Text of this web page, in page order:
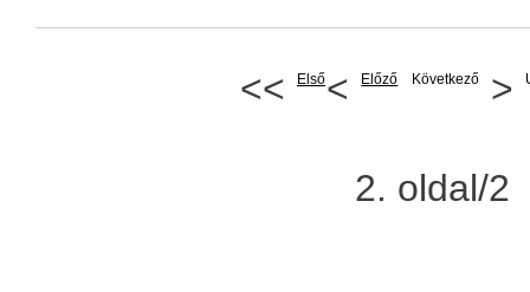
<< Első< Előző Következő >
2. oldal/2